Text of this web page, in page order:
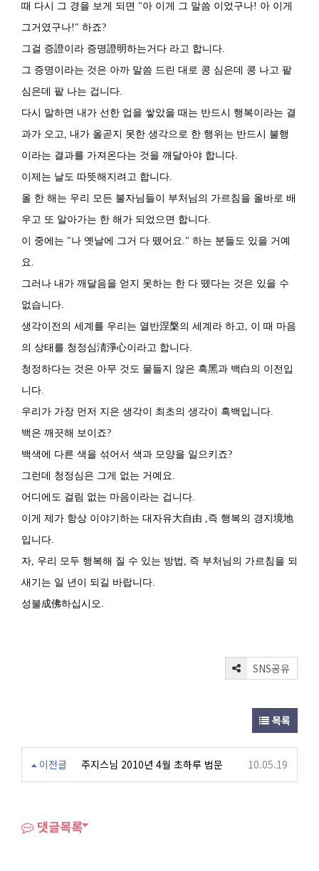
때 다시 그 경을 보게 되면 "아 이게 그 말씀 이었구나! 아 이게
그거였구나!" 하죠?
그걸 증證이라 증명證明하는거다 라고 합니다.
그 증명이라는 것은 아까 말씀 드린 대로 콩 심은데 콩 나고 팥
심은데 팥 나는 겁니다.
다시 말하면 내가 선한 업을 쌓았을 때는 반드시 행복이라는 결
과가 오고, 내가 올곧지 못한 생각으로 한 행위는 반드시 불행
이라는 결과를 가져온다는 것을 깨달아야 합니다.
이제는 날도 따뜻해지려고 합니다.
올 한 해는 우리 모든 불자님들이 부처님의 가르침을 올바로 배
우고 또 알아가는 한 해가 되었으면 합니다.
이 중에는 "나 옛날에 그거 다 뗐어요." 하는 분들도 있을 거예
요.
그러나 내가 깨달음을 얻지 못하는 한 다 뗐다는 것은 있을 수
없습니다.
생각이전의 세계를 우리는 열반涅槃의 세계라 하고, 이 때 마음
의 상태를 청정심淸淨心이라고 합니다.
청정하다는 것은 아무 것도 물들지 않은 흑黑과 백白의 이전입
니다.
우리가 가장 먼저 지은 생각이 최초의 생각이 흑백입니다.
백은 깨끗해 보이죠?
백색에 다른 색을 섞어서 색과 모양을 일으키죠?
그런데 청정심은 그게 없는 거예요.
어디에도 걸림 없는 마음이라는 겁니다.
이게 제가 항상 이야기하는 대자유大自由 ,즉 행복의 경지境地
입니다.
자, 우리 모두 행복해 질 수 있는 방법, 즉 부처님의 가르침을 되
새기는 일 년이 되길 바랍니다.
성불成佛하십시오.
SNS공유
목록
이전글 주지스님 2010년 4월 초하루 법문 10.05.19
댓글목록